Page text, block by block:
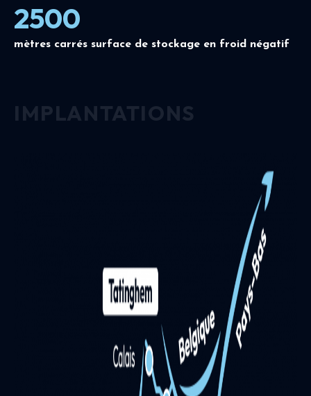
2500
mètres carrés surface de stockage en froid négatif
IMPLANTATIONS